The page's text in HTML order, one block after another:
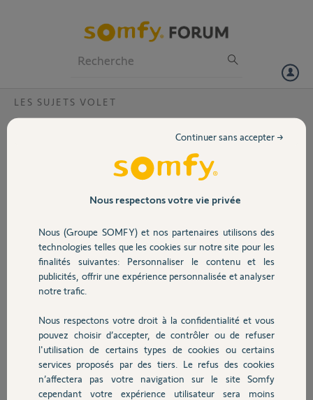
Volet
Sécurité
Domotique
Chauffage
Autres produits
LES SUJETS VOLET
La commande Situo 1 IO pour ouverture
indépendamment du WIFI ?
Quelqu'un peut-il me confirmer que la commande volet Situo 1 IO
Si je place un volet motorisé Somfy IO sur ma porte d'entrée et que le
WIFI ne fonctionne pas, Je veux être assuré que je pourrai bien ouvrir
le volet avec la commande Situo 1 IO..
Merci de votre aide.
Merci,
Marc D.
Participer au fil de discussion
Nous respectons votre vie privée
Nous (Groupe SOMFY) et nos partenaires utilisons des
technologies telles que les cookies sur notre site pour les
finalités suivantes: Personnaliser le contenu et les
publicités, offrir une expérience personnalisée et analyser
notre trafic.
Nous respectons votre droit à la confidentialité et vous
pouvez choisir d’accepter, de contrôler ou de refuser
l'utilisation de certains types de cookies ou certains
services proposés par des tiers. Le refus des cookies
n’affectera pas votre navigation sur le site Somfy
cependant votre expérience utilisateur sera moins
Continuer sans accepter →